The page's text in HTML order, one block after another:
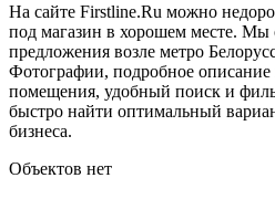
На сайте Firstline.Ru можно
под магазин в хорошем месте. Мы
предложения возле метро
Фотографии, подробное
помещения, удобный поиск и
быстро найти оптимальный
бизнеса.
Объектов нет